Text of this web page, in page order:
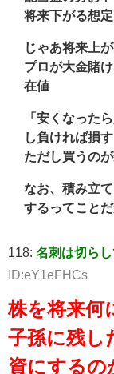
将来下がる想
じゃあ将来上
プロが大金賭
在値
「安くなった
し負ければ損
ただし買うの
なお、積み立
するってこと
118: 名刺は切ら
ID:eY1eFHCs
株を将来何
子孫に残し
資にするの